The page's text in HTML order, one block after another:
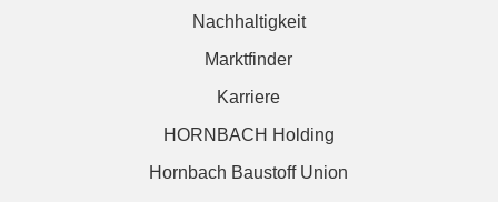
Nachhaltigkeit
Marktfinder
Karriere
HORNBACH Holding
Hornbach Baustoff Union